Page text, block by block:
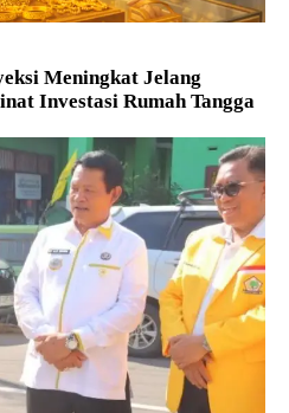
Meningkat Jelang
Investasi Rumah Tangga